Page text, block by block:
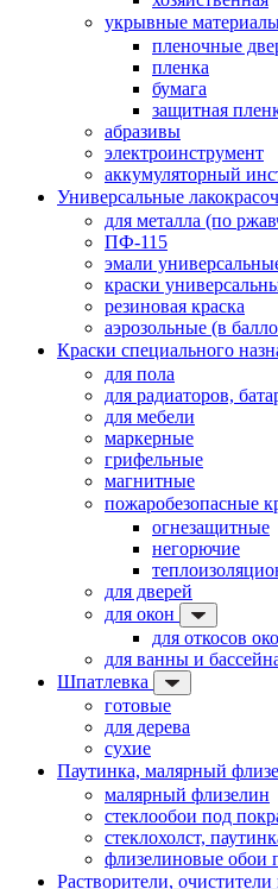
укрывные
пленочные
пленка
бумага
защитная
абразивы
электроинструмент
аккумуляторный
Универсальные
для металла (по
ПФ-115
эмали
краски
резиновая краска
аэрозольные (в
Краски специального
для пола
для радиаторов,
для мебели
маркерные
грифельные
магнитные
пожаробезопасные
огнезащитные
негорючие
для дверей
для окон
для откосов
для ванны и
Шпатлевка
готовые
для дерева
сухие
Паутинка, малярный
малярный флизелин
стеклообои под
стеклохолст,
флизелиновые обои
Растворители,